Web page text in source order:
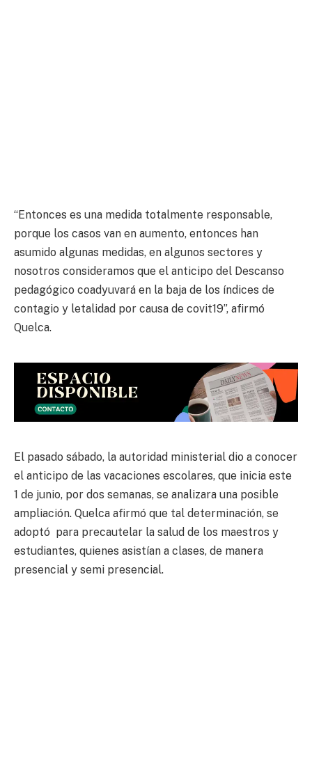
“Entonces es una medida totalmente responsable,
porque los casos van en aumento, entonces han
asumido algunas medidas, en algunos sectores y
nosotros consideramos que el anticipo del Descanso
pedagógico coadyuvará en la baja de los índices de
contagio y letalidad por causa de covit19”, afirmó
Quelca.
El pasado sábado, la autoridad ministerial dio a conocer
el anticipo de las vacaciones escolares, que inicia este
1 de junio, por dos semanas, se analizara una posible
ampliación. Quelca afirmó que tal determinación, se
adoptó para precautelar la salud de los maestros y
estudiantes, quienes asistían a clases, de manera
presencial y semi presencial.